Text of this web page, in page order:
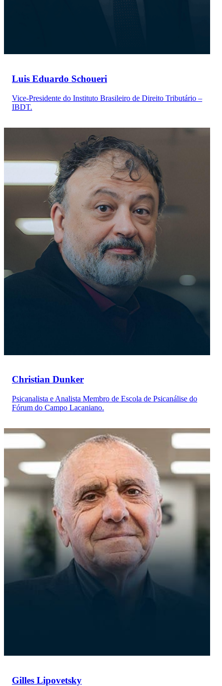
Luis Eduardo Schoueri
Vice-Presidente do Instituto Brasileiro de Direito Tributário –
IBDT.
Christian Dunker
Psicanalista e Analista Membro de Escola de Psicanálise do
Fórum do Campo Lacaniano.
Gilles Lipovetsky